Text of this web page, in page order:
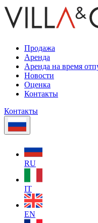
Продажа
Аренда
Аренда на время
Новости
Оценка
Контакты
Контакты
RU
IT
EN